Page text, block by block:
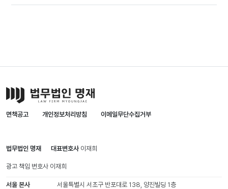
면책공고 개인정보처리방침 이메일무단수집거부
법무법인 명재 대표변호사 이재희
광고 책임 변호사 이재희
서울 본사 서울특별시 서초구 반포대로 138, 양진빌딩 1층